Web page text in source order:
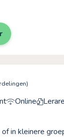
Online
in kleinere